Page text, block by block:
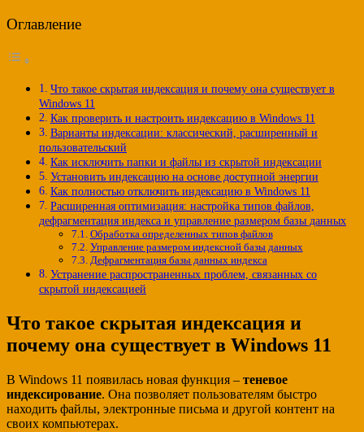
Оглавление
Что такое скрытая индексация и почему она существует в
Windows 11
Как проверить и настроить индексацию в Windows 11
Варианты индексации: классический, расширенный и
пользовательский
Как исключить папки и файлы из скрытой индексации
Установить индексацию на основе доступной энергии
Как полностью отключить индексацию в Windows 11
Расширенная оптимизация: настройка типов файлов,
дефрагментация индекса и управление размером базы данных
Обработка определенных типов файлов
Управление размером индексной базы данных
Дефрагментация базы данных индекса
Устранение распространенных проблем, связанных со
скрытой индексацией
Что такое скрытая индексация и
почему она существует в Windows 11
В Windows 11 появилась новая функция – теневое
индексирование. Она позволяет пользователям быстро
находить файлы, электронные письма и другой контент на
своих компьютерах.